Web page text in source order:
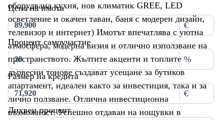
оборудвана кухня, нов климатик GREE, LED
осветление и окачен таван, баня с модерен дизайн,
телевизор и интернет) Имотът впечатлява с уютна
атмосфера, модерна визия и отлично използване на
пространството. Жълтите акценти и топлите
дървесни тонове създават усещане за бутиков
апартамент, идеален както за инвестиция, така и за
лично ползване. Отлична инвестиционна
възможност. Успешно отдаван на нощувки в
Цена на имота
€
Процент самоучастие
%
Размер на кредита
€
Лихвен процент